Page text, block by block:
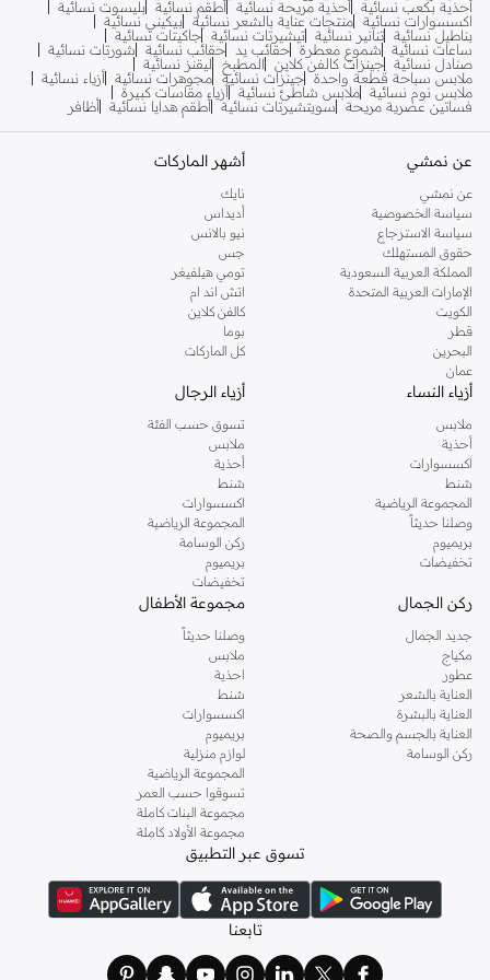
أحذية بكعب نسائية أحذية مريحة نسائية أطقم نسائية بليسوت نسائية
اكسسوارات نسائية منتجات عناية بالشعر نسائية بيكيني نسائية
بناطيل نسائية تنانير نسائية تيشيرتات نسائية جاكيتات نسائية
ساعات نسائية
شموع معطرة حقائب يد حقائب نسائية
شورتات نسائية
صنادل نسائية جينزات كالفن كلاين المطبخ
ليقنز نسائية
ملابس سباحة قطعة واحدة جينزات نسائية مجوهرات نسائية أزياء نسائية
ملابس نوم نسائية ملابس شاطئ نسائية أزياء مقاسات كبيرة
فساتين عصرية مريحة
سويتشيرتات نسائية أطقم هدايا نسائية أظافر
عن نمشي
عن نمشي
سياسة الخصوصية
سياسة الاسترجاع
حقوق المستهلك
المملكة العربية السعودية
الإمارات العربية المتحدة
الكويت
قطر
البحرين
عمان
أشهر الماركات
نايك
أديداس
نيو بالانس
جس
تومي هيلفيغر
اتش اند ام
كالفن كلاين
بوما
كل الماركات
أزياء النساء
ملابس
أحذية
اكسسوارات
شنط
المجموعة الرياضية
وصلنا حديثاً
بريميوم
تخفيضات
أزياء الرجال
تسوق حسب الفئة
ملابس
أحذية
شنط
اكسسوارات
المجموعة الرياضية
ركن الوسامة
بريميوم
تخفيضات
ركن الجمال
جديد الجمال
مكياج
عطور
العناية بالشعر
العناية بالبشرة
العناية بالجسم والصحة
ركن الوسامة
مجموعة الأطفال
وصلنا حديثاً
ملابس
احذية
شنط
اكسسوارات
بريميوم
لوازم منزلية
المجموعة الرياضية
تسوقوا حسب العمر
مجموعة البنات كاملة
مجموعة الأولاد كاملة
تسوق عبر التطبيق
تابعنا